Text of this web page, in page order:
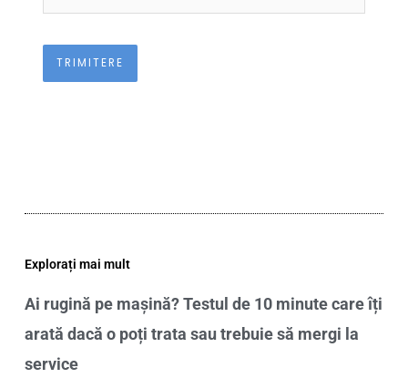
Explorați mai mult
Ai rugină pe mașină? Testul de 10 minute care îți
arată dacă o poți trata sau trebuie să mergi la
service